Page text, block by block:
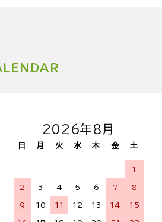
2026年8月
日 月 火 水 木 金 土
1
2 3 4 5 6 7 8
9 10 11 12 13 14 15